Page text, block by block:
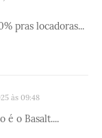
pras locadoras...
às 09:48
é o Basalt....